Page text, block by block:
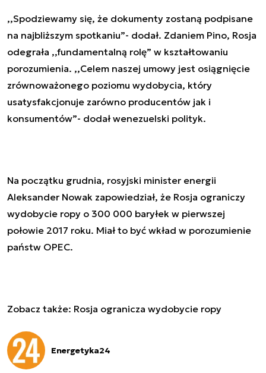
,,Spodziewamy się, że dokumenty zostaną podpisane
na najbliższym spotkaniu”- dodał. Zdaniem Pino, Rosja
odegrała ,,fundamentalną rolę” w kształtowaniu
porozumienia. ,,Celem naszej umowy jest osiągnięcie
zrównoważonego poziomu wydobycia, który
usatysfakcjonuje zarówno producentów jak i
konsumentów”- dodał wenezuelski polityk.
Na początku grudnia, rosyjski minister energii
Aleksander Nowak zapowiedział, że Rosja ograniczy
wydobycie ropy o 300 000 baryłek w pierwszej
połowie 2017 roku. Miał to być wkład w porozumienie
państw OPEC.
Zobacz także: Rosja ogranicza wydobycie ropy
Energetyka24